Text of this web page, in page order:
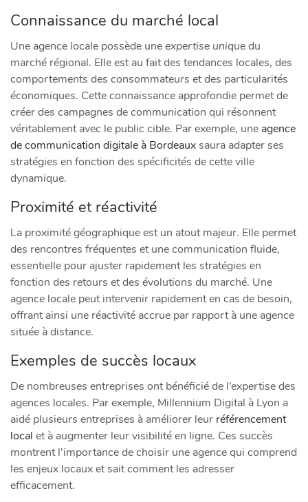
Connaissance du marché local
Une agence locale possède uneexpertise uniquedu
marché régional. Elle est au fait des tendances locales, des
comportements des consommateurs et des particularités
économiques. Cette connaissance approfondie permet de
créer des campagnes de communication qui résonnent
véritablement avec le public cible. Par exemple, une agence
de communication digitale à Bordeauxsaura adapter ses
stratégies en fonction des spécificités de cette ville
dynamique.
Proximité et réactivité
La proximité géographique est un atout majeur. Elle permet
des rencontres fréquentes et une communication fluide,
essentielle pour ajuster rapidement les stratégies en
fonction des retours et des évolutions du marché. Une
agence locale peut intervenir rapidement en cas de besoin,
offrant ainsi une réactivité accrue par rapport à une agence
située à distance.
Exemples de succès locaux
De nombreuses entreprises ont bénéficié de l’expertise des
agences locales. Par exemple, Millennium Digital à Lyon a
aidé plusieurs entreprises à améliorer leur référencement
local et à augmenter leur visibilité en ligne. Ces succès
montrent l’importance de choisir une agence qui comprend
les enjeux locaux et sait comment les adresser
efficacement.